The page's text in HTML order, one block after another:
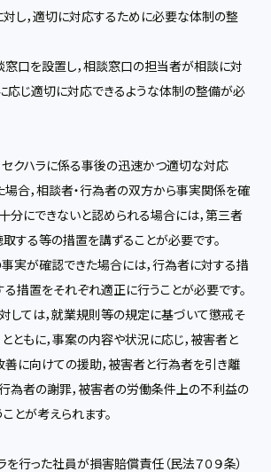
し，適切に対応するために必要な体制の整
口を設置し，相談窓口の担当者が相談に対
応じ適切に対応できるような体制の整備が必
クハラに係る事後の迅速かつ適切な対応
合，相談者・行為者の双方から事実関係を確
分にできないと認められる場合には，第三者
する等の措置を講ずることが必要です。
事実が確認できた場合には，行為者に対する措
措置をそれぞれ適正に行うことが必要です。
しては，就業規則等の規定に基づいて懲戒そ
ともに，事案の内容や状況に応じ，被害者と
に向けての援助，被害者と行為者を引き離
為者の謝罪，被害者の労働条件上の不利益の
とが考えられます。
行った社員が損害賠償責任（民法７０９条）